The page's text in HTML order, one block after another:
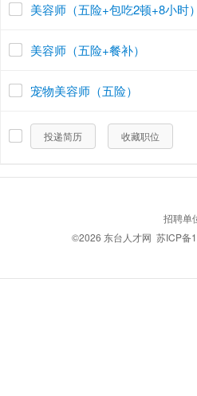
美容师（五险+包吃2顿+8小时）
美容师（五险+餐补）
宠物美容师（五险）
投递简历 收藏职位
招聘单
©2026 东台人才网 苏ICP备